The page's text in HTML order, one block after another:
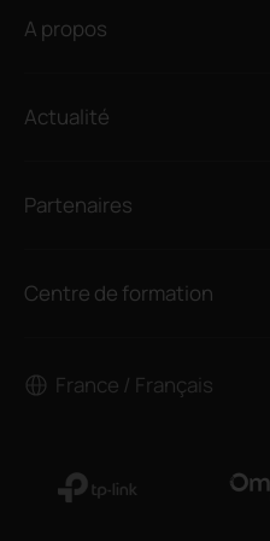
A propos
Actualité
Partenaires
Centre de formation
France / Français